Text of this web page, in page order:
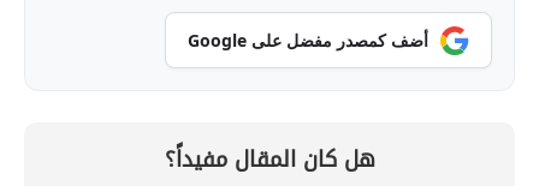
أضف كمصدر مفضل على Google
هل كان المقال مفيداً؟